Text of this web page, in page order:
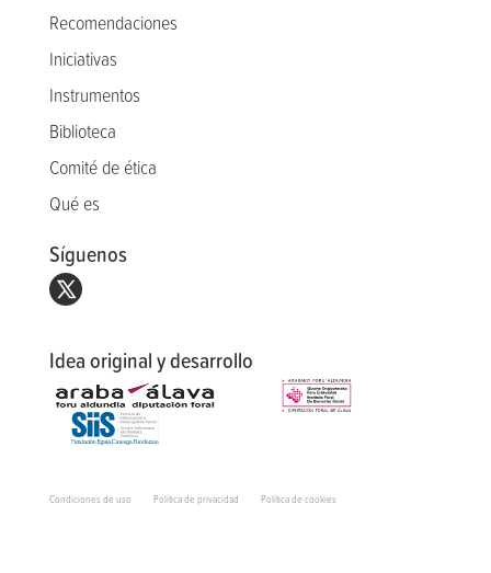
Recomendaciones
Iniciativas
Instrumentos
Biblioteca
Comité de ética
Qué es
Síguenos
Idea original y desarrollo
Condiciones de uso Política de privacidad Política de cookies